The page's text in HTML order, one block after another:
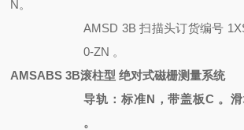
N。
AMSD 3B 扫描头订货编号
0-ZN 。
AMSABS 3B滚柱型 绝对式磁栅测量系统
导轨：标准N，带盖板C 。
。